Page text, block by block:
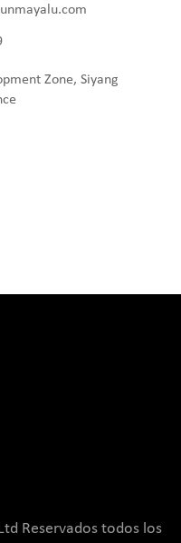
Zone, Siyang
Reservados todos los